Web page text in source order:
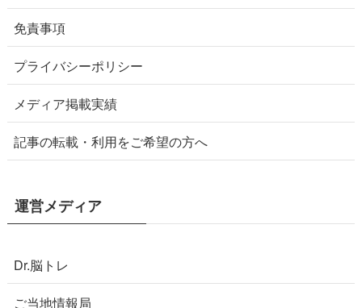
免責事項
プライバシーポリシー
メディア掲載実績
記事の転載・利用をご希望の方へ
運営メディア
Dr.脳トレ
ご当地情報局